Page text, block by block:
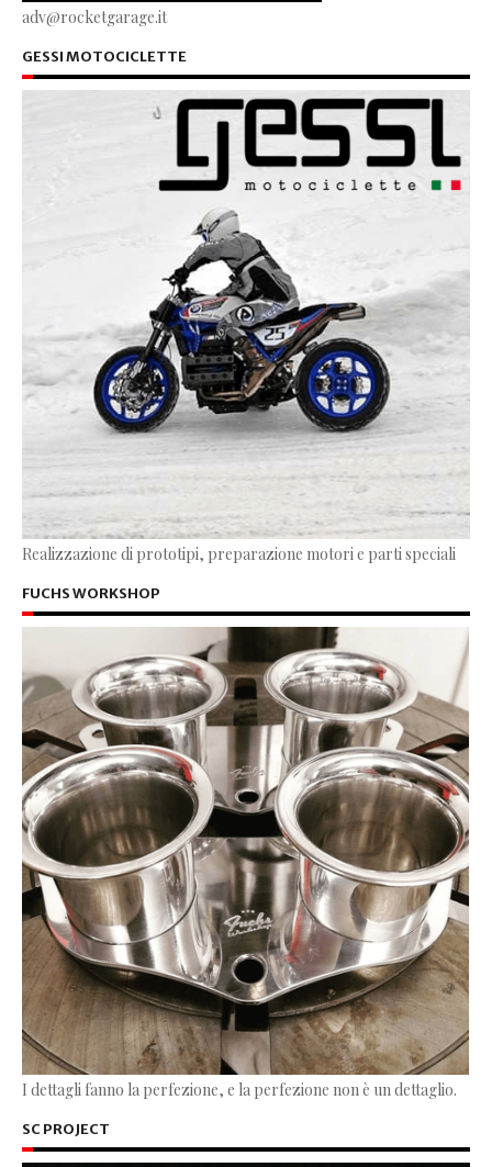
adv@rocketgarage.it
GESSI MOTOCICLETTE
Realizzazione di prototipi, preparazione motori e parti speciali
FUCHS WORKSHOP
I dettagli fanno la perfezione, e la perfezione non è un dettaglio.
SC PROJECT